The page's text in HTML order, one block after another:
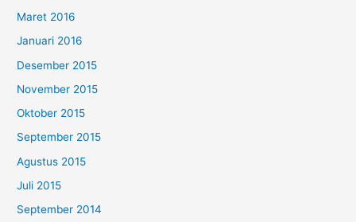
Maret 2016
Januari 2016
Desember 2015
November 2015
Oktober 2015
September 2015
Agustus 2015
Juli 2015
September 2014